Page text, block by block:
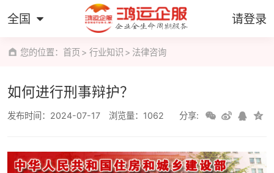
全国 请登录
您的位置：首页 行业知识 法律咨询
如何进行刑事辩护？
发布时间：2024-07-17 浏览量：1062 分享: